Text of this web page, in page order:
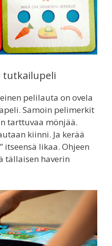
tutkailupeli
pelilauta on ovela
Samoin pelimerkit
tarttuvaa mönjää.
kiinni. Ja kerää
likaa. Ohjeen
tällaisen haverin